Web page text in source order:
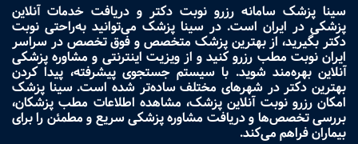
سینا پزشک سامانه رزرو نوبت دکتر و دریافت خدمات آنلاین
پزشکی در ایران است. در سینا پزشک می‌توانید به‌راحتی نوبت
دکتر بگیرید، از بهترین پزشک متخصص و فوق تخصص در سراسر
ایران نوبت مطب رزرو کنید و از ویزیت اینترنتی و مشاوره پزشکی
آنلاین بهره‌مند شوید. با سیستم جستجوی پیشرفته، پیدا کردن
بهترین دکتر در شهرهای مختلف ساده‌تر شده است. سینا پزشک
امکان رزرو نوبت آنلاین پزشک، مشاهده اطلاعات مطب پزشکان،
بررسی تخصص‌ها و دریافت مشاوره پزشکی سریع و مطمئن را برای
بیماران فراهم می‌کند.